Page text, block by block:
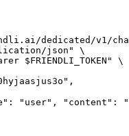
dedicated/v1/
json" \
$FRIENDLI_TOKEN" \
"user", "content": "